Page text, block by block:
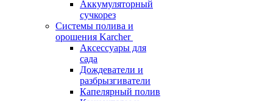
Аккумуляторный
сучкорез
Системы полива и
орошения Karcher
Аксессуары для
сада
Дождеватели и
разбрызгиватели
Капелярный полив